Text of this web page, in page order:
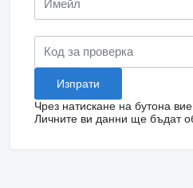
Чрез натискане на бутона
Личните ви данни ще бъдат